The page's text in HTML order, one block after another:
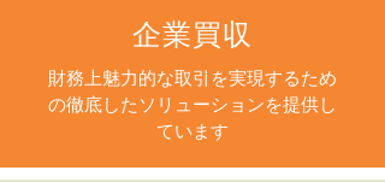
企業買収
財務上魅力的な取引を実現するため
の徹底したソリューションを提供し
ています